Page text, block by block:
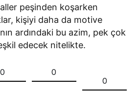
peşinden koşarken
kişiyi daha da motive
ardındaki bu azim, pek çok
edecek nitelikte.
0
0
0